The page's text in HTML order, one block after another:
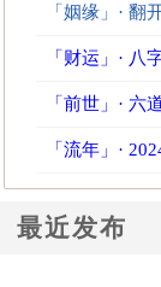
「姻缘」·
「财运」·
「前世」·
「流年」·
最近发布